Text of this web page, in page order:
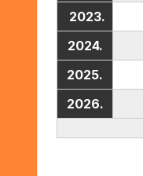
2023.
2024.
2025.
2026.